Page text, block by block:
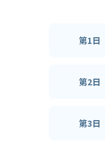
第1日
第2日
第3日